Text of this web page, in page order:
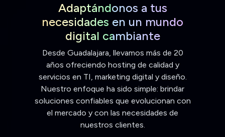
Adaptándonos a tus
necesidades en un mundo
digital cambiante
Desde Guadalajara, llevamos más de 20
años ofreciendo hosting de calidad y
servicios en TI, marketing digital y diseño.
Nuestro enfoque ha sido simple: brindar
soluciones confiables que evolucionan con
el mercado y con las necesidades de
nuestros clientes.